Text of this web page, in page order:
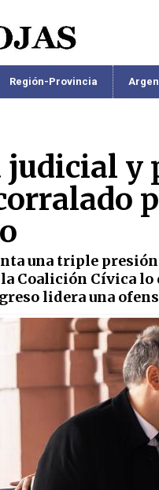
Región-Provincia
judicial y
una triple
Coalición Cívica
lidera una